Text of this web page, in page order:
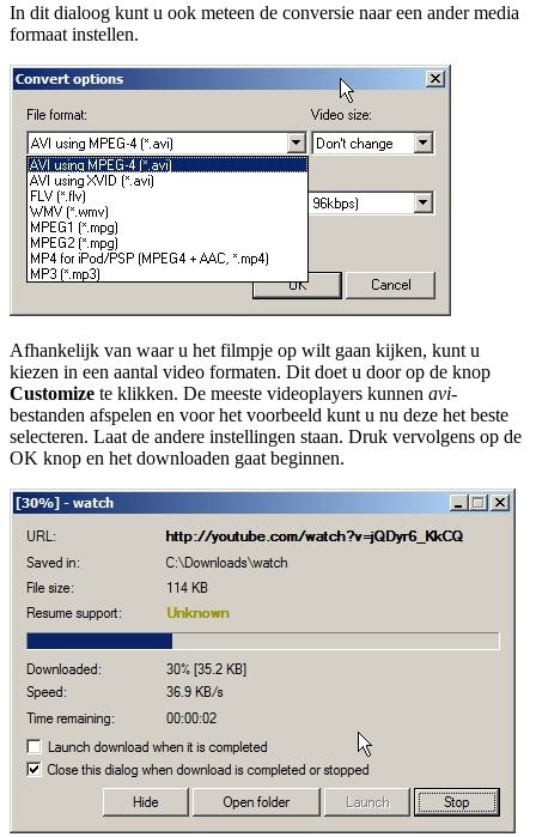
In dit dialoog kunt u ook meteen de conversie naar een ander media
formaat instellen.
Afhankelijk van waar u het filmpje op wilt gaan kijken, kunt u
kiezen in een aantal video formaten. Dit doet u door op de knop
Customize te klikken. De meeste videoplayers kunnen avi-
bestanden afspelen en voor het voorbeeld kunt u nu deze het beste
selecteren. Laat de andere instellingen staan. Druk vervolgens op de
OK knop en het downloaden gaat beginnen.